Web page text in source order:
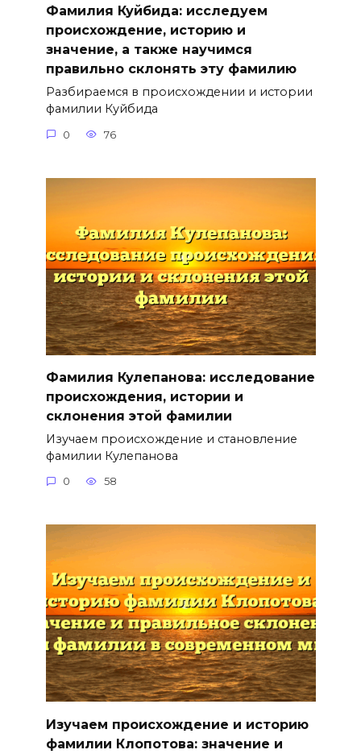
Фамилия Куйбида: исследуем
происхождение, историю и
значение, а также научимся
правильно склонять эту фамилию
Разбираемся в происхождении и истории
фамилии Куйбида
0 76
Фамилия Кулепанова: исследование
происхождения, истории и
склонения этой фамилии
Изучаем происхождение и становление
фамилии Кулепанова
0 58
Изучаем происхождение и историю
фамилии Клопотова: значение и